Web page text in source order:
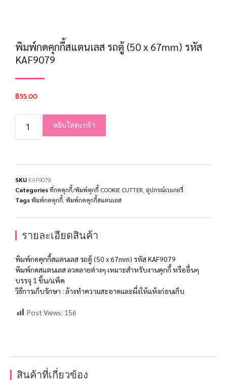
พิมพ์กดคุกกี้สแตนเลส รถตู้ (50 x 67mm) รหัส
KAF9079
฿55.00
หยิบใส่ตะกร้า
SKU KAF9079
Categoriesที่กดคุกกี้/พิมพ์คุกกี้ COOKIE CUTTER อุปกรณ์เบเกอรี่
Tagsพิมพ์กดคุกกี้ พิมพ์กดคุกกี้สแตนเลส
รายละเอียดสินค้า
พิมพ์กดคุกกี้สแตนเลส รถตู้ (50 x 67mm) รหัส KAF9079
พิมพ์กดสแตนเลส ลวดลายต่างๆ เหมาะสำหรับงานคุกกี้ หรืออื่นๆ
บรรจุ 1 ชิ้น/แพ็ค
วิธีการเก็บรักษา : ล้างทำความสะอาดและผึ่งให้แห้งก่อนเก็บ
Post Views: 156
สินค้าที่เกี่ยวข้อง